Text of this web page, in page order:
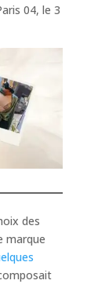
04, le 3
des
marque